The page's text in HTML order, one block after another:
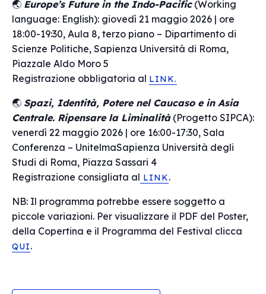
🌏 Europe’s Future in the Indo-Pacific(Working
language: English): giovedì 21 maggio 2026 | ore
18:00-19:30, Aula 8, terzo piano – Dipartimento di
Scienze Politiche, Sapienza Università di Roma,
Piazzale Aldo Moro 5
Registrazione obbligatoria al LINK.
🌏 Spazi, Identità, Potere nel Caucaso e in Asia
Centrale. Ripensare la Liminalità(Progetto SIPCA):
venerdì 22 maggio 2026 | ore 16:00-17:30, Sala
Conferenza – UnitelmaSapienza Università degli
Studi di Roma, Piazza Sassari 4
Registrazione consigliata al LINK.
NB: Il programma potrebbe essere soggetto a
piccole variazioni. Per visualizzare il PDF del Poster,
della Copertina e il Programma del Festival clicca
QUI.